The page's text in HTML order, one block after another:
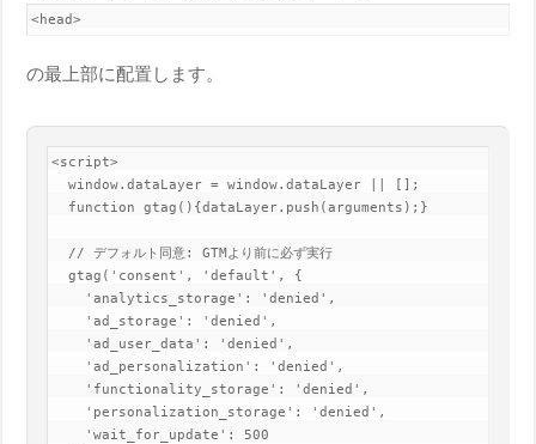
<head>
の最上部に配置します。
<script>
  window.dataLayer = window.dataLayer || [];
  function gtag(){dataLayer.push(arguments);}
  // デフォルト同意: GTMより前に必ず実行
  gtag('consent', 'default', {
    'analytics_storage': 'denied',
    'ad_storage': 'denied',
    'ad_user_data': 'denied',
    'ad_personalization': 'denied',
    'functionality_storage': 'denied',
    'personalization_storage': 'denied',
    'wait_for_update': 500